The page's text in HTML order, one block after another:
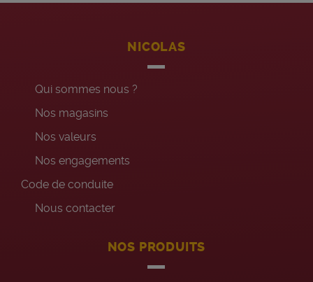
NICOLAS
Qui sommes nous ?
Nos magasins
Nos valeurs
Nos engagements
Code de conduite
Nous contacter
NOS PRODUITS